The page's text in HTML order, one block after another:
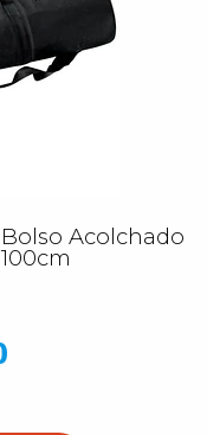
Acolchado